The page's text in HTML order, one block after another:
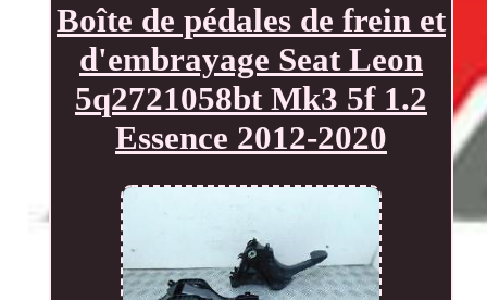
Boîte de pédales de frein et
d'embrayage Seat Leon
5q2721058bt Mk3 5f 1.2
Essence 2012-2020